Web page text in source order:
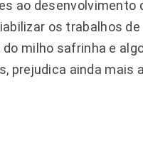
ao desenvolvimento
os trabalhos
milho safrinha e
prejudica ainda mais